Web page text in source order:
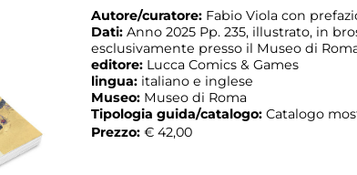
Autore/curatore: Fabio Viola con
Dati: Anno 2025 Pp. 235, illustrato, in
esclusivamente presso il Museo di
editore: Lucca Comics & Games
lingua: italiano e inglese
Museo: Museo di Roma
Tipologia guida/catalogo: Catalogo
Prezzo: € 42,00